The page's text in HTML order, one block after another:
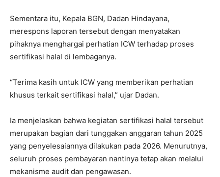
Sementara itu, Kepala BGN, Dadan Hindayana,
merespons laporan tersebut dengan menyatakan
pihaknya menghargai perhatian ICW terhadap proses
sertifikasi halal di lembaganya.
“Terima kasih untuk ICW yang memberikan perhatian
khusus terkait sertifikasi halal,” ujar Dadan.
Ia menjelaskan bahwa kegiatan sertifikasi halal tersebut
merupakan bagian dari tunggakan anggaran tahun 2025
yang penyelesaiannya dilakukan pada 2026. Menurutnya,
seluruh proses pembayaran nantinya tetap akan melalui
mekanisme audit dan pengawasan.